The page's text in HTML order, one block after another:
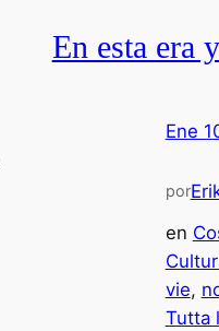
En esta era
Ene
por
en
vie,
Tutta